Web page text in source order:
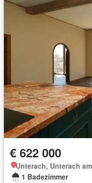
€ 622 000
Unterach, Unterach
1 Badezimmer